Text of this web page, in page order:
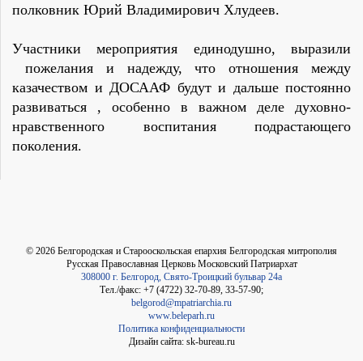
полковник Юрий Владимирович Хлудеев.
Участники мероприятия единодушно, выразили
пожелания и надежду, что отношения между
казачеством и ДОСААФ будут и дальше постоянно
развиваться , особенно в важном деле духовно-
нравственного воспитания подрастающего
поколения.
© 2026 Белгородская и Старооскольская епархия Белгородская митрополия
Русская Православная Церковь Московский Патриархат
308000 г. Белгород, Свято-Троицкий бульвар 24а
Тел./факс: +7 (4722) 32-70-89, 33-57-90;
belgorod@mpatriarchia.ru
www.beleparh.ru
Политика конфиденциальности
Дизайн сайта: sk-bureau.ru